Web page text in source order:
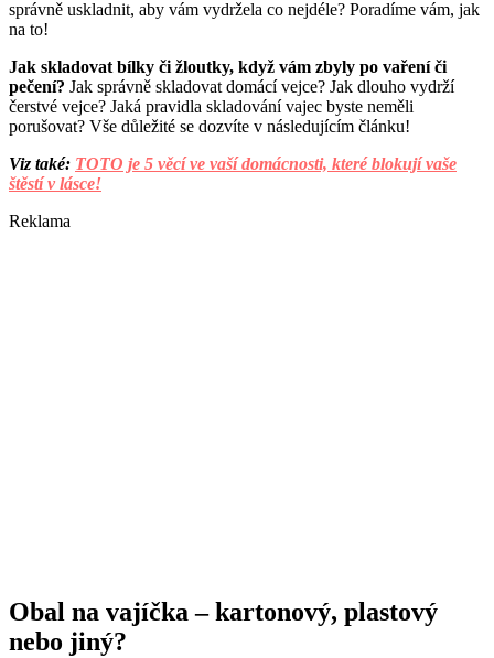
správně uskladnit, aby vám vydržela co nejdéle? Poradíme vám, jak
na to!
Jak skladovat bílky či žloutky, když vám zbyly po vaření či
pečení? Jak správně skladovat domácí vejce? Jak dlouho vydrží
čerstvé vejce? Jaká pravidla skladování vajec byste neměli
porušovat? Vše důležité se dozvíte v následujícím článku!
Viz také: TOTO je 5 věcí ve vaší domácnosti, které blokují vaše
štěstí v lásce!
Reklama
Obal na vajíčka – kartonový, plastový
nebo jiný?